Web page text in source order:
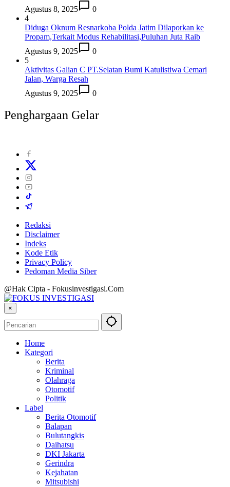
Agustus 8, 2025
0
4
Diduga Oknum Resnarkoba Polda Jatim Dilaporkan ke
Propam,Terkait Modus Rehabilitasi,Puluhan Juta Raib
Agustus 9, 2025
0
5
Aktivitas Galian C PT.Selatan Bumi Katulistiwa Cemari
Jalan, Warga Resah
Agustus 9, 2025
0
Penghargaan Gelar
Redaksi
Disclaimer
Indeks
Kode Etik
Privacy Policy
Pedoman Media Siber
@Hak Cipta - Fokusinvestigasi.Com
×
Home
Kategori
Berita
Kriminal
Olahraga
Otomotif
Politik
Label
Berita Otomotif
Balapan
Bulutangkis
Daihatsu
DKI Jakarta
Gerindra
Kejahatan
Mitsubishi